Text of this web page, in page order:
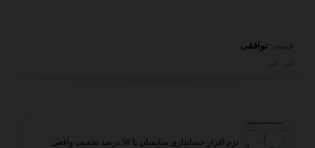
توافقی
نرم افزار حسابداری سایسان با 50 درصد تخفیف واقعی